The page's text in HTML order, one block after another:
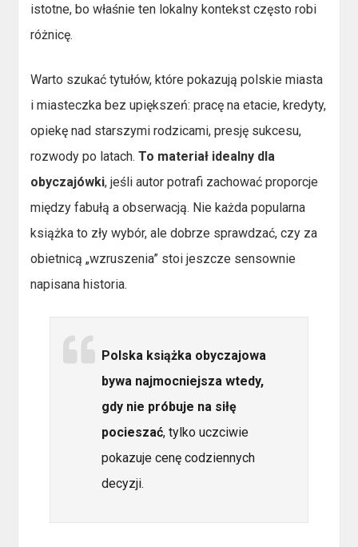
istotne, bo właśnie ten lokalny kontekst często robi
różnicę.
Warto szukać tytułów, które pokazują polskie miasta
i miasteczka bez upiększeń: pracę na etacie, kredyty,
opiekę nad starszymi rodzicami, presję sukcesu,
rozwody po latach.To materiał idealny dla
obyczajówki, jeśli autor potrafi zachować proporcje
między fabułą a obserwacją. Nie każda popularna
książka to zły wybór, ale dobrze sprawdzać, czy za
obietnicą „wzruszenia” stoi jeszcze sensownie
napisana historia.
Polska książka obyczajowa
bywa najmocniejsza wtedy,
gdy nie próbuje na siłę
pocieszać, tylko uczciwie
pokazuje cenę codziennych
decyzji.